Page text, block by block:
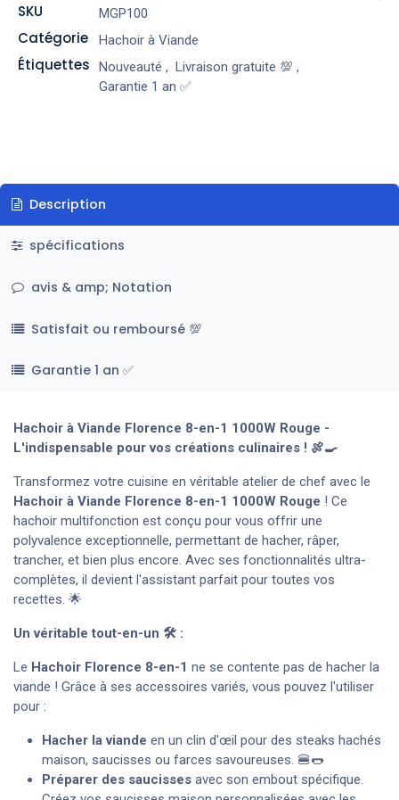
SKU MGP100
Catégorie Hachoir à Viande
Étiquettes Nouveauté , Livraison gratuite 💯 ,
Garantie 1 an ✅
Description
spécifications
avis & amp; Notation
Satisfait ou remboursé 💯
Garantie 1 an ✅
Hachoir à Viande Florence 8-en-1 1000W Rouge -
L'indispensable pour vos créations culinaires ! 🍖🍳
Transformez votre cuisine en véritable atelier de chef avec le
Hachoir à Viande Florence 8-en-1 1000W Rouge ! Ce
hachoir multifonction est conçu pour vous offrir une
polyvalence exceptionnelle, permettant de hacher, râper,
trancher, et bien plus encore. Avec ses fonctionnalités ultra-
complètes, il devient l'assistant parfait pour toutes vos
recettes. 🌟
Un véritable tout-en-un 🛠️ :
Le Hachoir Florence 8-en-1 ne se contente pas de hacher la
viande ! Grâce à ses accessoires variés, vous pouvez l'utiliser
pour :
Hacher la viande en un clin d'œil pour des steaks hachés
maison, saucisses ou farces savoureuses. 🍔🌭
Préparer des saucisses avec son embout spécifique.